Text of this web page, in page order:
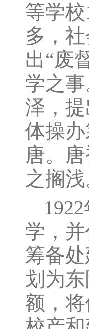
等学
多，
出“废
学之
泽，
体操
唐。
之搁浅
学，
筹备
划为
额，